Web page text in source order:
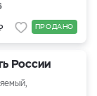
ПРОДАНО
России